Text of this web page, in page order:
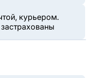
курьером.